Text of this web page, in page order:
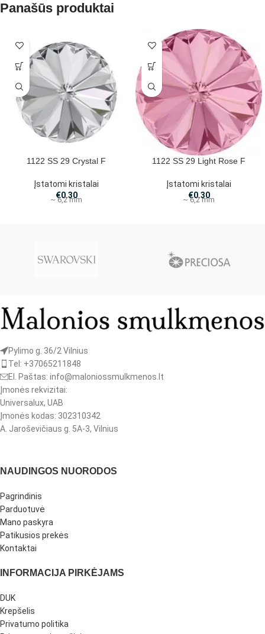
Panašūs produktai
1122 SS 29 Crystal F
Įstatomi kristalai
€0.30
~ 6,2 mm
1122 SS 29 Light Rose F
Įstatomi kristalai
€0.30
~ 6,2 mm
Pylimo g. 36/2 Vilnius
Tel: +37065211848
El. Paštas: info@maloniossmulkmenos.lt
Įmonės rekvizitai:
Universalux, UAB
Įmonės kodas: 302310342
A. Jaroševičiaus g. 5A-3, Vilnius
NAUDINGOS NUORODOS
Pagrindinis
Parduotuvė
Mano paskyra
Patikusios prekės
Kontaktai
INFORMACIJA PIRKĖJAMS
DUK
Krepšelis
Privatumo politika